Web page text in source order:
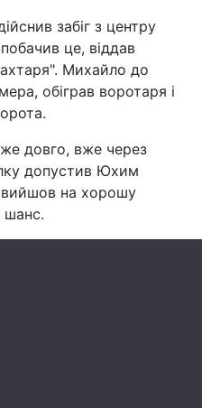
Наука
Інциденти
Погода
Регіони
забіг з центру
це, віддав
Михайло до
обіграв воротаря і
довго, вже через
допустив Юхим
вийшов на хорошу
шанс.